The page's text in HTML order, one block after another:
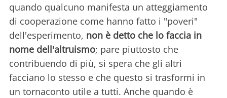
quando qualcuno manifesta un atteggiamento
di cooperazione come hanno fatto i "poveri"
dell'esperimento, non è detto che lo faccia in
nome dell'altruismo; pare piuttosto che
contribuendo di più, si spera che gli altri
facciano lo stesso e che questo si trasformi in
un tornaconto utile a tutti. Anche quando è